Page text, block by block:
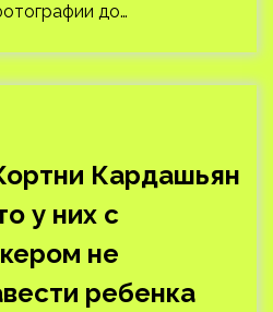
до…
Кардашьян
у них с
не
ребенка